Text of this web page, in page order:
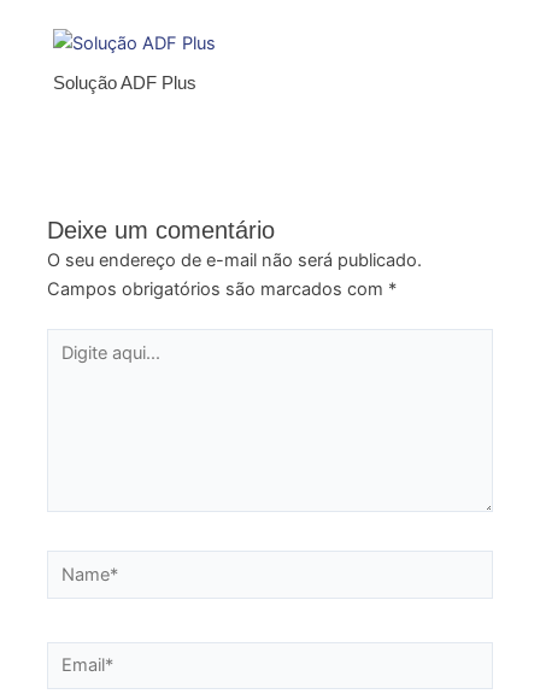
Solução ADF Plus
Deixe um comentário
O seu endereço de e-mail não será publicado.
Campos obrigatórios são marcados com *
Digite
Name*
Email*